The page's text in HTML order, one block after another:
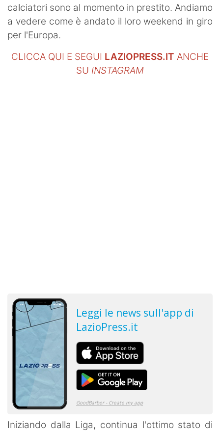
calciatori sono al momento in prestito. Andiamo
a vedere come è andato il loro weekend in giro
per l'Europa.
CLICCA QUI E SEGUI LAZIOPRESS.IT ANCHE
SU INSTAGRAM
Iniziando dalla Liga, continua l'ottimo stato di